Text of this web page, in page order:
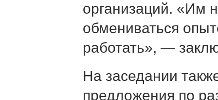
организаций. «Им
обмениваться
работать», —
На заседании
предложения по